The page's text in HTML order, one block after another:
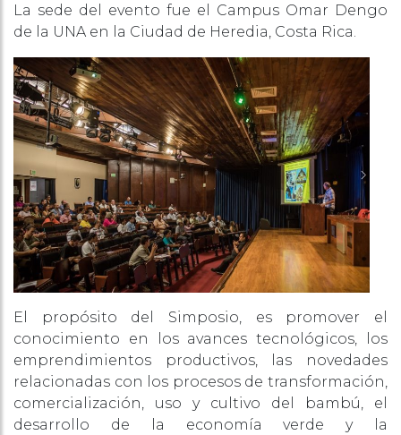
La sede del evento fue el Campus Omar Dengo
de la UNA en la Ciudad de Heredia, Costa Rica.
El propósito del Simposio, es promover el
conocimiento en los avances tecnológicos, los
emprendimientos productivos, las novedades
relacionadas con los procesos de transformación,
comercialización, uso y cultivo del bambú, el
desarrollo de la economía verde y la